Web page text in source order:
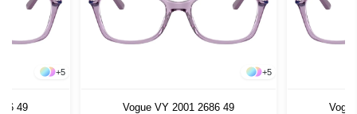
+5
49
+5
Vogue VY 2001 2686 49